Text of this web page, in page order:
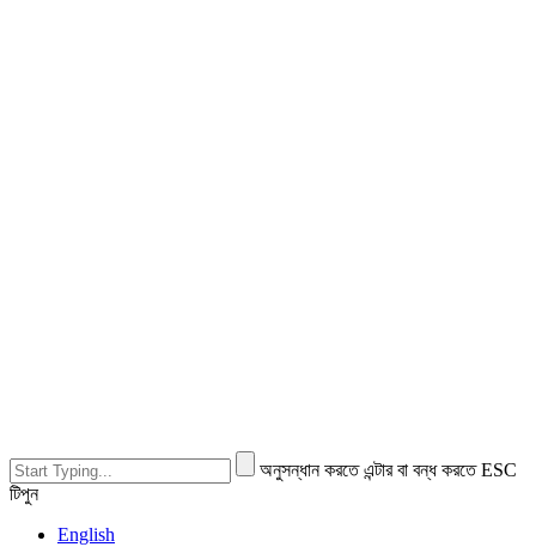
অনুসন্ধান করতে এন্টার বা বন্ধ করতে ESC
টিপুন
English